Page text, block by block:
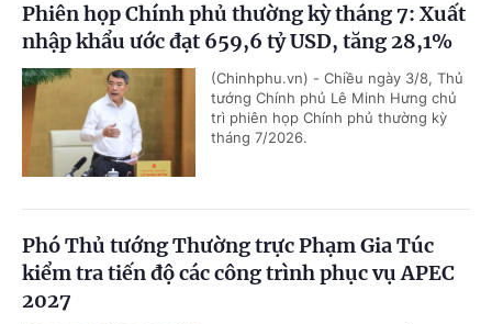
Phiên họp Chính phủ thường kỳ tháng 7: Xuất
nhập khẩu ước đạt 659,6 tỷ USD, tăng 28,1%
(Chinhphu.vn) - Chiều ngày 3/8, Thủ
tướng Chính phủ Lê Minh Hưng chủ
trì phiên họp Chính phủ thường kỳ
tháng 7/2026.
Phó Thủ tướng Thường trực Phạm Gia Túc
kiểm tra tiến độ các công trình phục vụ APEC
2027